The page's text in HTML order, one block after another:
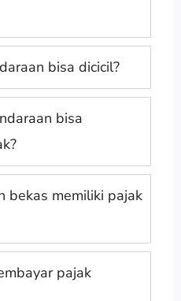
bisa dicicil?
bisa
bekas memiliki pajak
pajak